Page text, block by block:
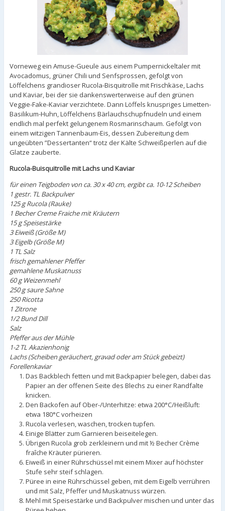
Vorneweg ein Amuse-Gueule aus einem Pumpernickeltaler mit
Avocadomus, grüner Chili und Senfsprossen, gefolgt von
Löffelchens grandioser Rucola-Bisquitrolle mit Frischkäse, Lachs
und Kaviar, bei der sie dankenswerterweise auf den grünen
Veggie-Fake-Kaviar verzichtete. Dann Löffels knuspriges Limetten-
Basilikum-Huhn, Löffelchens Bärlauchschupfnudeln und einem
endlich mal perfekt gelungenem Rosmarinschaum. Gefolgt von
einem witzigen Tannenbaum-Eis, dessen Zubereitung dem
ungeübten ”Dessertanten“ trotz der Kälte Schweißperlen auf die
Glatze zauberte.
Rucola-Buisquitrolle mit Lachs und Kaviar
für einen Teigboden von ca. 30 x 40 cm, ergibt ca. 10-12 Scheiben
1 gestr. TL Backpulver
125 g Rucola (Rauke)
1 Becher Creme Fraiche mit Kräutern
15 g Speisestärke
3 Eiweiß (Größe M)
3 Eigelb (Größe M)
1 TL Salz
frisch gemahlener Pfeffer
gemahlene Muskatnuss
60 g Weizenmehl
250 g saure Sahne
250 Ricotta
1 Zitrone
1/2 Bund Dill
Salz
Pfeffer aus der Mühle
1-2 TL Akazienhonig
Lachs (Scheiben geräuchert, gravad oder am Stück gebeizt)
Forellenkaviar
Das Backblech fetten und mit Backpapier belegen, dabei das
Papier an der offenen Seite des Blechs zu einer Randfalte
knicken.
Den Backofen auf Ober-/Unterhitze: etwa 200°C/Heißluft:
etwa 180°C vorheizen
Rucola verlesen, waschen, trocken tupfen.
Einige Blätter zum Garnieren beiseitelegen.
Übrigen Rucola grob zerkleinern und mit ½ Becher Crème
fraîche Kräuter pürieren.
Eiweiß in einer Rührschüssel mit einem Mixer auf höchster
Stufe sehr steif schlagen.
Püree in eine Rührschüssel geben, mit dem Eigelb verrühren
und mit Salz, Pfeffer und Muskatnuss würzen.
Mehl mit Speisestärke und Backpulver mischen und unter das